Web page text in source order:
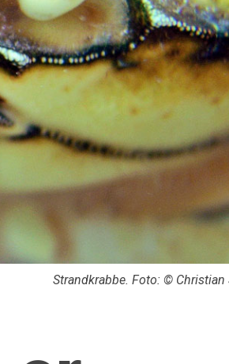
Strandkrabbe. Foto: © Christian